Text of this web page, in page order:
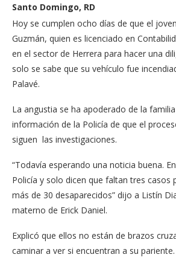
Santo Domingo, RD
Hoy se cumplen ocho días de que el
Guzmán, quien es licenciado en
en el sector de Herrera para hacer una
solo se sabe que su vehículo fue
Palavé.
La angustia se ha apoderado de la
información de la Policía de que el
siguen las investigaciones.
“Todavía esperando una noticia buena.
Policía y solo dicen que faltan tres casos
más de 30 desaparecidos” dijo a Listín
materno de Erick Daniel.
Explicó que ellos no están de brazos
caminar a ver si encuentran a su pariente.